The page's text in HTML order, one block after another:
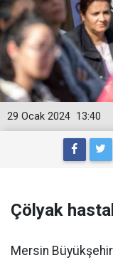
13:40
29 Ocak 2024
Çölyak
Mersin